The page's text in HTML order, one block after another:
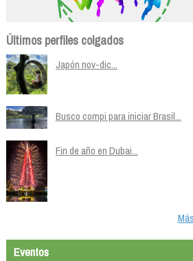
Últimos perfiles colgados
Japón nov-dic...
Busco compi para iniciar Brasil...
Fin de año en Dubai...
Eventos